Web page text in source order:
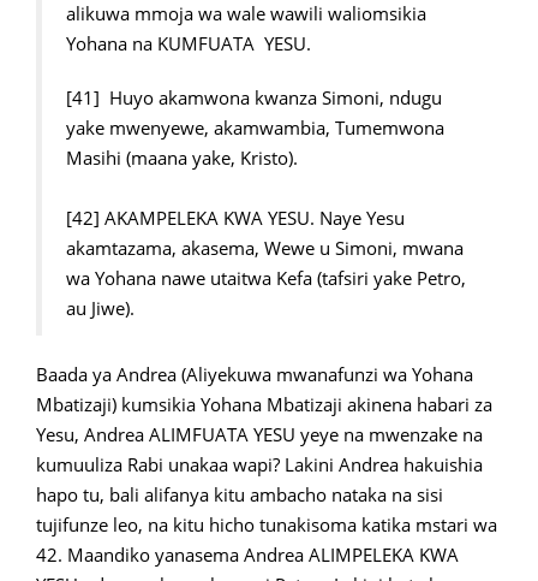
alikuwa mmoja wa wale wawili waliomsikia
Yohana na KUMFUATA YESU.
[41] Huyo akamwona kwanza Simoni, ndugu
yake mwenyewe, akamwambia, Tumemwona
Masihi (maana yake, Kristo).
[42] AKAMPELEKA KWA YESU. Naye Yesu
akamtazama, akasema, Wewe u Simoni, mwana
wa Yohana nawe utaitwa Kefa (tafsiri yake Petro,
au Jiwe).
Baada ya Andrea (Aliyekuwa mwanafunzi wa Yohana
Mbatizaji) kumsikia Yohana Mbatizaji akinena habari za
Yesu, Andrea ALIMFUATA YESU yeye na mwenzake na
kumuuliza Rabi unakaa wapi? Lakini Andrea hakuishia
hapo tu, bali alifanya kitu ambacho nataka na sisi
tujifunze leo, na kitu hicho tunakisoma katika mstari wa
42. Maandiko yanasema Andrea ALIMPELEKA KWA